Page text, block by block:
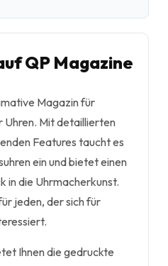
QP Magazine
Magazin für
Mit detaillierten
Features taucht es
ein und bietet einen
in die Uhrmacherkunst.
jeden, der sich für
Ihnen die gedruckte